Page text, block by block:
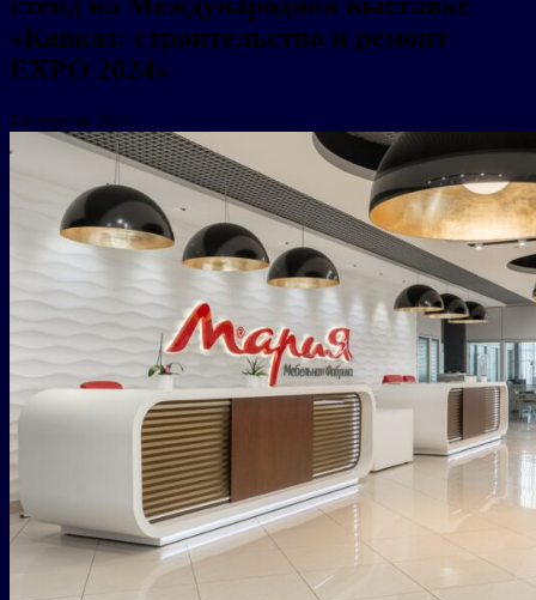
«Кавказ: строительство и ремонт
EXPO 2024»
10 апреля 2024